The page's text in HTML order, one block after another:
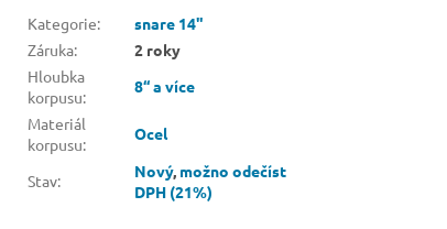
Kategorie:
snare 14"
Záruka:
2 roky
Hloubka
korpusu:
8“ a více
Materiál
korpusu:
Ocel
Stav: Nový, možno odečíst
DPH (21%)